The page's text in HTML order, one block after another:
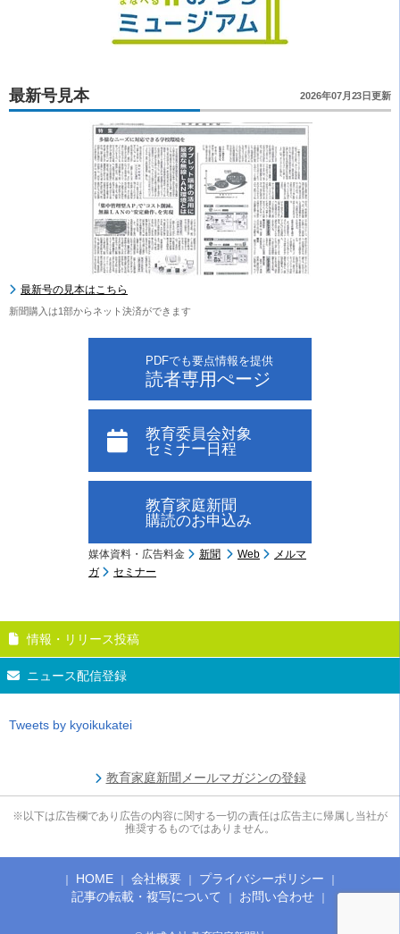
最新号見本 2026年07月23日更新
最新号の見本はこちら
新聞購入は1部からネット決済ができます
PDFでも要点情報を提供
読者専用ぺージ
教育委員会対象
セミナー日程
教育家庭新聞
購読のお申込み
媒体資料・広告料金 新聞 Web
メルマ
ガ
セミナー
情報・リリース投稿
ニュース配信登録
Tweets by kyoikukatei
教育家庭新聞メールマガジンの登録
※以下は広告欄であり広告の内容に関する一切の責任は広告主に帰属し当社が
推奨するものではありません。
HOME 会社概要
プライバシーポリシー
記事の転載・複写について
お問い合わせ